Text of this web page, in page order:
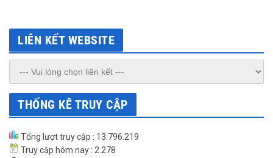
LIÊN KẾT WEBSITE
THỐNG KÊ TRUY CẬP
Tổng lượt truy cập : 13.796.219
Truy cập hôm nay : 2.278